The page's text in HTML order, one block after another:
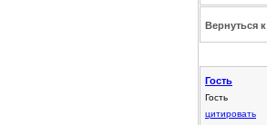
Вернуться
Гость
Гость
цитировать